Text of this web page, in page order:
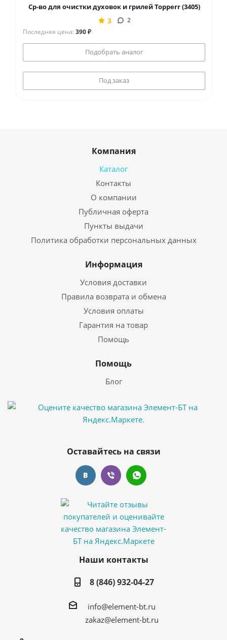
Ср-во для очистки духовок и грилей Topperr (3405)
3
2
Последняя цена: 390 ₽
Подобрать аналог
Под заказ
Компания
Каталог
Контакты
О компании
Публичная оферта
Пункты выдачи
Политика обработки персональных данных
Информация
Условия доставки
Правила возврата и обмена
Условия оплаты
Гарантия на товар
Помощь
Помощь
Блог
Оставайтесь на связи
Наши контакты
8 (846) 932-04-27
info@element-bt.ru
zakaz@element-bt.ru